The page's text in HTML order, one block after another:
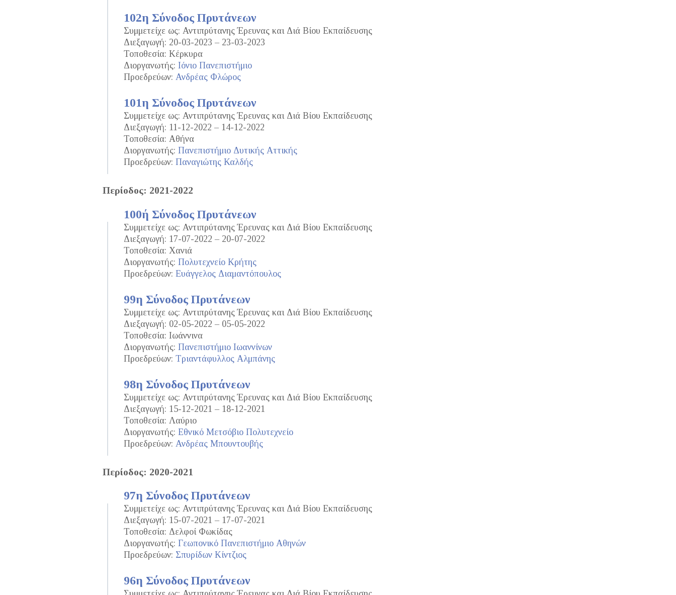
102η Σύνοδος Πρυτάνεων
Συμμετείχε ως: Αντιπρύτανης Έρευνας και Διά Βίου Εκπαίδευσης
Διεξαγωγή: 20-03-2023 – 23-03-2023
Τοποθεσία: Κέρκυρα
Διοργανωτής: Ιόνιο Πανεπιστήμιο
Προεδρεύων: Ανδρέας Φλώρος
101η Σύνοδος Πρυτάνεων
Συμμετείχε ως: Αντιπρύτανης Έρευνας και Διά Βίου Εκπαίδευσης
Διεξαγωγή: 11-12-2022 – 14-12-2022
Τοποθεσία: Αθήνα
Διοργανωτής: Πανεπιστήμιο Δυτικής Αττικής
Προεδρεύων: Παναγιώτης Καλδής
Περίοδος: 2021-2022
100ή Σύνοδος Πρυτάνεων
Συμμετείχε ως: Αντιπρύτανης Έρευνας και Διά Βίου Εκπαίδευσης
Διεξαγωγή: 17-07-2022 – 20-07-2022
Τοποθεσία: Χανιά
Διοργανωτής: Πολυτεχνείο Κρήτης
Προεδρεύων: Ευάγγελος Διαμαντόπουλος
99η Σύνοδος Πρυτάνεων
Συμμετείχε ως: Αντιπρύτανης Έρευνας και Διά Βίου Εκπαίδευσης
Διεξαγωγή: 02-05-2022 – 05-05-2022
Τοποθεσία: Ιωάννινα
Διοργανωτής: Πανεπιστήμιο Ιωαννίνων
Προεδρεύων: Τριαντάφυλλος Αλμπάνης
98η Σύνοδος Πρυτάνεων
Συμμετείχε ως: Αντιπρύτανης Έρευνας και Διά Βίου Εκπαίδευσης
Διεξαγωγή: 15-12-2021 – 18-12-2021
Τοποθεσία: Λαύριο
Διοργανωτής: Εθνικό Μετσόβιο Πολυτεχνείο
Προεδρεύων: Ανδρέας Μπουντουβής
Περίοδος: 2020-2021
97η Σύνοδος Πρυτάνεων
Συμμετείχε ως: Αντιπρύτανης Έρευνας και Διά Βίου Εκπαίδευσης
Διεξαγωγή: 15-07-2021 – 17-07-2021
Τοποθεσία: Δελφοί Φωκίδας
Διοργανωτής: Γεωπονικό Πανεπιστήμιο Αθηνών
Προεδρεύων: Σπυρίδων Κίντζιος
96η Σύνοδος Πρυτάνεων